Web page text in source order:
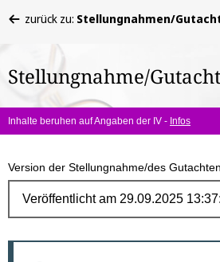
befinden
hier:
zurück zu: Stellungnahmen/
Stellungnahme/
Inhalte beruhen auf Angaben der IV - Infos
Version der Stellungnahme/des